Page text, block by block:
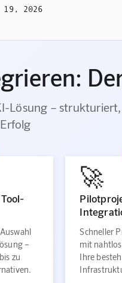
19, 2026
Lösung –
–
zu
🚀
Schneller
mit
Ihre